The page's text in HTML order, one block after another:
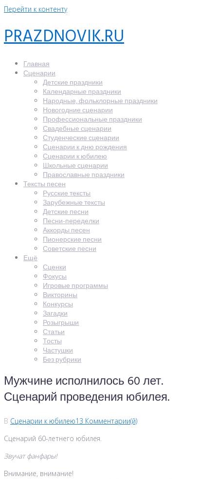
Перейти к контенту
PRAZDNOVIK.RU
Главная
Сценарии
Детские праздники
Календарные праздники
Народные, фольклорные праздники
Новогодние сценарии
Профессиональные праздники
Свадебные сценарии
Студенческие сценарии
Сценарии к дню рождения
Сценарии к юбилею
Школьные сценарии
Православные праздники
Тексты песен
Русские тексты
Зарубежные тексты
Детские песни
Песни-переделки
Аккорды песен
Пионерские песни
Советские песни
Ещё
Сценки
Фокусы
Игровые программы
Викторины
Конкурсы
Загадки
Розыгрыши
Статьи
Тосты
Частушки
Без рубрики
Мужчине исполнилось 60 лет.
Сценарий проведения юбилея.
В Сценарии к юбилею13 Комментарии(й)
Сценарий 60-летнего юбилея.
Звучат фанфары!
Внимание, внимание!